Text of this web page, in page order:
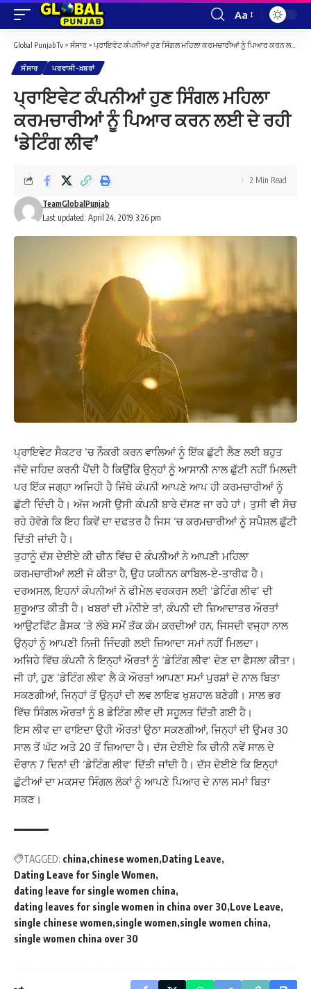
Font
Resizer
Aa
Global Punjab Tv > ਸੰਸਾਰ > ਪ੍ਰਾਇਵੇਟ ਕੰਪਨੀਆਂ ਹੁਣ ਸਿੰਗਲ ਮਹਿਲਾ ਕਰਮਚਾਰੀਆਂ ਨੂੰ ਪਿਆਰ ਕਰਨ ਲਈ ਦੇ ਰਹੀ ‘ਡੇਟਿੰਗ ਲੀਵ’
ਸੰਸਾਰ ਪਰਵਾਸੀ-ਖ਼ਬਰਾਂ
ਪ੍ਰਾਇਵੇਟ ਕੰਪਨੀਆਂ ਹੁਣ ਸਿੰਗਲ ਮਹਿਲਾ
ਕਰਮਚਾਰੀਆਂ ਨੂੰ ਪਿਆਰ ਕਰਨ ਲਈ ਦੇ ਰਹੀ
‘ਡੇਟਿੰਗ ਲੀਵ’
Last updated: April 24, 2019 3:26 pm
TeamGlobalPunjab
2 Min Read
ਪ੍ਰਾਇਵੇਟ ਸੈਕਟਰ ‘ਚ ਨੌਕਰੀ ਕਰਨ ਵਾਲਿਆਂ ਨੂੰ ਇੱਕ ਛੁੱਟੀ ਲੈਣ ਲਈ ਬਹੁਤ
ਜੱਦੋ ਜਹਿਦ ਕਰਨੀ ਪੈਂਦੀ ਹੈ ਕਿਉਂਕਿ ਉਨ੍ਹਾਂ ਨੂੰ ਆਸਾਨੀ ਨਾਲ ਛੁੱਟੀ ਨਹੀਂ ਮਿਲਦੀ
ਪਰ ਇੱਕ ਜਗ੍ਹਾ ਅਜਿਹੀ ਹੈ ਜਿੱਥੇ ਕੰਪਨੀ ਆਪਣੇ ਆਪ ਹੀ ਕਰਮਚਾਰੀਆਂ ਨੂੰ
ਛੁੱਟੀ ਦਿੰਦੀ ਹੈ। ਅੱਜ ਅਸੀ ਉਸੀ ਕੰਪਨੀ ਬਾਰੇ ਦੱਸਣ ਜਾ ਰਹੇ ਹਾਂ। ਤੁਸੀ ਵੀ ਸੋਚ
ਰਹੇ ਹੋਵੋਗੇ ਕਿ ਇਹ ਕਿਵੇਂ ਦਾ ਦਫਤਰ ਹੈ ਜਿਸ ‘ਚ ਕਰਮਚਾਰੀਆਂ ਨੂੰ ਸਪੈਸ਼ਲ ਛੁੱਟੀ
ਦਿੱਤੀ ਜਾਂਦੀ ਹੈ।
ਤੁਹਾਨੂੰ ਦੱਸ ਦੇਈਏ ਕੀ ਚੀਨ ਵਿੱਚ ਦੋ ਕੰਪਨੀਆਂ ਨੇ ਆਪਣੀ ਮਹਿਲਾ
ਕਰਮਚਾਰੀਆਂ ਲਈ ਜੋ ਕੀਤਾ ਹੈ, ਉਹ ਯਕੀਨਨ ਕਾਬਿਲ-ਏ-ਤਾਰੀਫ ਹੈ।
ਦਰਅਸਲ, ਇਹਨਾਂ ਕੰਪਨੀਆਂ ਨੇ ਫੀਮੇਲ ਵਰਕਰਸ ਲਈ ‘ਡੇਟਿੰਗ ਲੀਵ’ ਦੀ
ਸ਼ੁਰੂਆਤ ਕੀਤੀ ਹੈ। ਖਬਰਾਂ ਦੀ ਮੰਨੀਏ ਤਾਂ, ਕੰਪਨੀ ਦੀ ਜ਼ਿਆਦਾਤਰ ਔਰਤਾਂ
ਆਉਟਫਿੱਟ ਡੈਸਕ ‘ਤੇ ਲੰਬੇ ਸਮੇਂ ਤੱਕ ਕੰਮ ਕਰਦੀਆਂ ਹਨ, ਜਿਸਦੀ ਵਜ੍ਹਾ ਨਾਲ
ਉਨ੍ਹਾਂ ਨੂੰ ਆਪਣੀ ਨਿਜੀ ਜਿੰਦਗੀ ਲਈ ਜ਼ਿਆਦਾ ਸਮਾਂ ਨਹੀਂ ਮਿਲਦਾ।
ਅਜਿਹੇ ਵਿੱਚ ਕੰਪਨੀ ਨੇ ਇਨ੍ਹਾਂ ਔਰਤਾਂ ਨੂੰ ‘ਡੇਟਿੰਗ ਲੀਵ’ ਦੇਣ ਦਾ ਫੈਸਲਾ ਕੀਤਾ।
ਜੀ ਹਾਂ, ਹੁਣ ‘ਡੇਟਿੰਗ ਲੀਵ’ ਲੈ ਕੇ ਔਰਤਾਂ ਆਪਣਾ ਸਮਾਂ ਪੁਰਸ਼ਾਂ ਦੇ ਨਾਲ ਬਿਤਾ
ਸਕਣਗੀਆਂ, ਜਿਨ੍ਹਾਂ ਤੋਂ ਉਨ੍ਹਾਂ ਦੀ ਲਵ ਲਾਇਫ ਖੁਸ਼ਹਾਲ ਬਣੇਗੀ। ਸਾਲ ਭਰ
ਵਿੱਚ ਸਿੰਗਲ ਔਰਤਾਂ ਨੂੰ 8 ਡੇਟਿੰਗ ਲੀਵ ਦੀ ਸਹੂਲਤ ਦਿੱਤੀ ਗਈ ਹੈ।
ਇਸ ਲੀਵ ਦਾ ਫਾਇਦਾ ਉਹੀ ਔਰਤਾਂ ਉਠਾ ਸਕਣਗੀਆਂ, ਜਿਨ੍ਹਾਂ ਦੀ ਉਮਰ 30
ਸਾਲ ਤੋਂ ਘੱਟ ਅਤੇ 20 ਤੋਂ ਜ਼ਿਆਦਾ ਹੈ। ਦੱਸ ਦੇਈਏ ਕਿ ਚੀਨੀ ਨਵੇਂ ਸਾਲ ਦੇ
ਦੌਰਾਨ 7 ਦਿਨਾਂ ਦੀ ‘ਡੇਟਿੰਗ ਲੀਵ’ ਦਿੱਤੀ ਜਾਂਦੀ ਹੈ। ਦੱਸ ਦੇਈਏ ਕਿ ਇਨ੍ਹਾਂ
ਛੁੱਟੀਆਂ ਦਾ ਮਕਸਦ ਸਿੰਗਲ ਲੋਕਾਂ ਨੂੰ ਆਪਣੇ ਪਿਆਰ ਦੇ ਨਾਲ ਸਮਾਂ ਬਿਤਾ
ਸਕਣ।
TAGGED: china chinese women Dating Leave
Dating Leave for Single Women
dating leave for single women china
dating leaves for single women in china over 30 Love Leave
single chinese women single women single women china
single women china over 30